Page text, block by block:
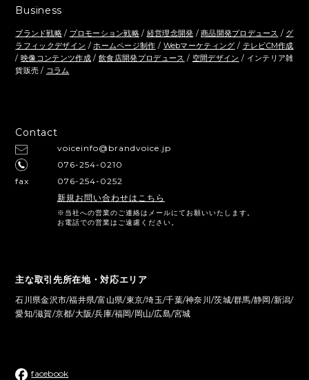
Business
ブランド戦略/ プロモーション戦略 / 経営理念開発 /商品開発プロデュース / グ
ラフィックデザイン /ホームページ制作 / Webマーケティング / テレビCM作成
/ 映像コンテンツ作成 / 飲食店開発プロデュース / 空間デザイン / インテリア雑
貨販売 / コラム
Contact
voiceinfo@brandvoice.jp
076-254-0210
fax
076-254-0252
新規お問い合わせはこちら
※当社への営業のご連絡はメールにてお願いいたします。
お電話での営業はご遠慮ください。
主な取引先所在地・対応エリア
石川県金沢市/福井県/富山県/東京/埼玉/千葉/神奈川/茨城/群馬/静岡/新潟/
愛知/滋賀/京都/大阪/兵庫/福岡/岡山/広島/宮城
facebook